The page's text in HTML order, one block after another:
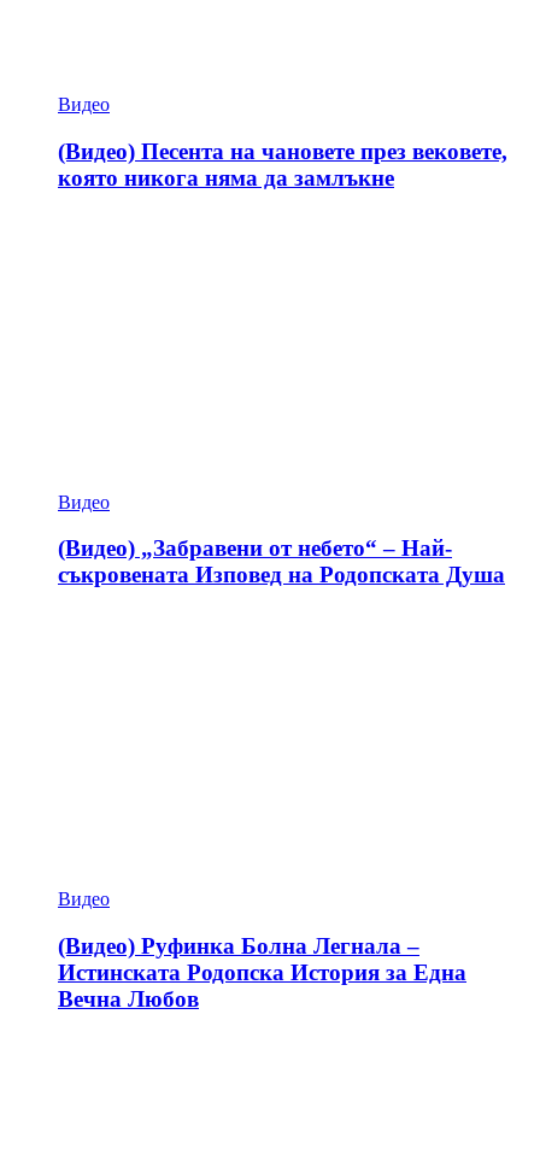
Видео
(Видео) Песента на чановете през вековете,
която никога няма да замлъкне
Видео
(Видео) „Забравени от небето“ – Най-
съкровената Изповед на Родопската Душа
Видео
(Видео) Руфинка Болна Легнала –
Истинската Родопска История за Една
Вечна Любов